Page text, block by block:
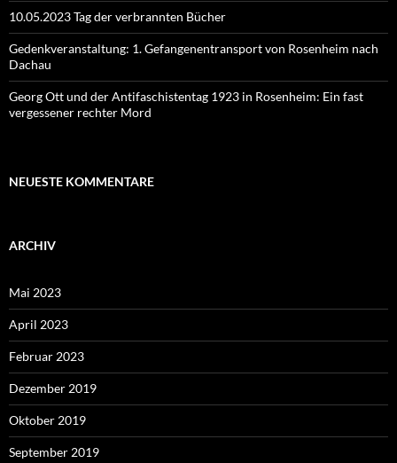
10.05.2023 Tag der verbrannten Bücher
Gedenkveranstaltung: 1. Gefangenentransport von Rosenheim nach
Dachau
Georg Ott und der Antifaschistentag 1923 in Rosenheim: Ein fast
vergessener rechter Mord
NEUESTE KOMMENTARE
ARCHIV
Mai 2023
April 2023
Februar 2023
Dezember 2019
Oktober 2019
September 2019